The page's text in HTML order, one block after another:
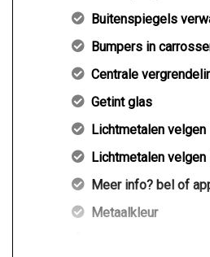
Buitenspiegels
Bumpers in
Centrale
Getint glas
Lichtmetalen velgen
Lichtmetalen velgen
Meer info? bel of
Metaalkleur